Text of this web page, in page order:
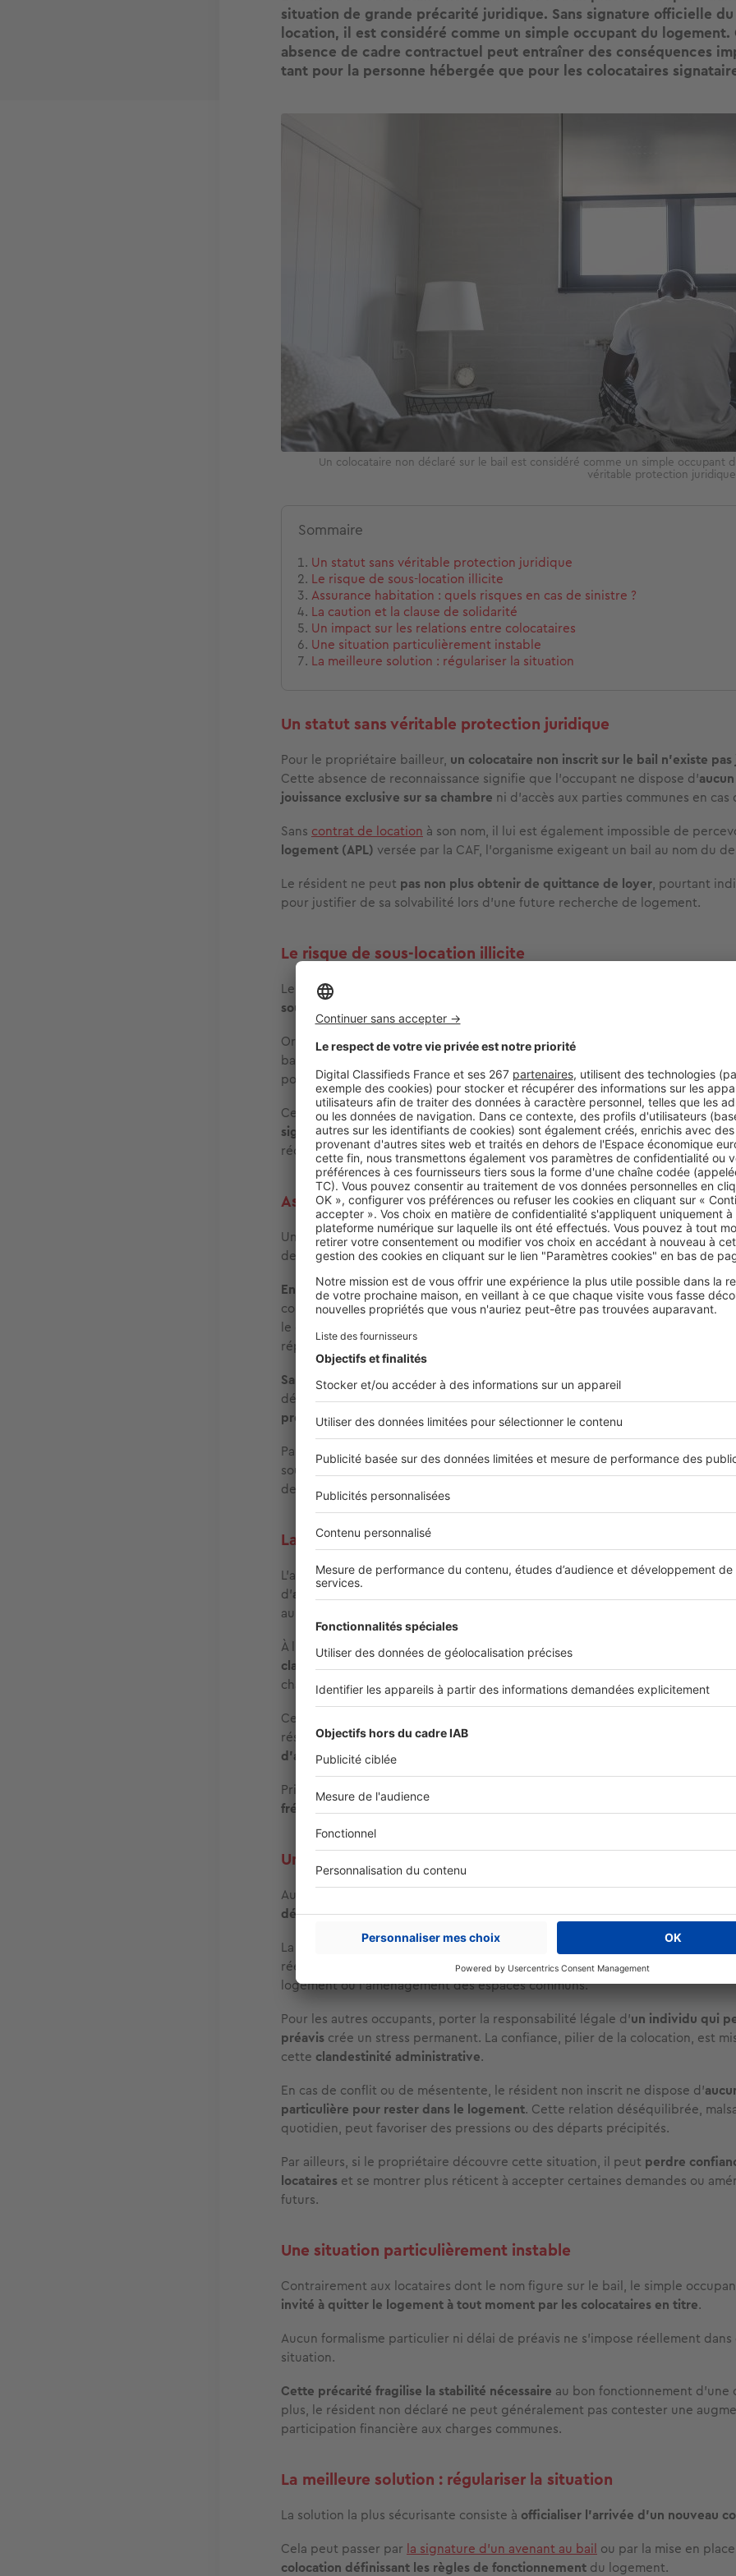
situation de grande précarité juridique. Sans signature officielle
location, il est considéré comme un simple occupant du logement.
absence de cadre contractuel peut entraîner des conséquences
tant pour la personne hébergée que pour les colocataires
Image
Un colocataire non déclaré sur le bail est considéré comme un simple occupant
véritable protection
Sommaire
Un statut sans véritable protection juridique
Le risque de sous-location illicite
Assurance habitation : quels risques en cas de sinistre ?
La caution et la clause de solidarité
Un impact sur les relations entre colocataires
Une situation particulièrement instable
La meilleure solution : régulariser la situation
Un statut sans véritable protection juridique
Pour le propriétaire bailleur, un colocataire non inscrit sur le bail n’existe
Cette absence de reconnaissance signifie que l’occupant ne dispose d’
jouissance exclusive sur sa chambre ni d'accès aux parties communes en
Sans contrat de location à son nom, il lui est également impossible de
logement (APL) versée par la CAF, l’organisme exigeant un bail au nom du
Le résident ne peut pas non plus obtenir de quittance de loyer, pourtant
pour justifier de sa solvabilité lors d’une future recherche de logement.
Le risque de sous-location illicite
Le versement d’une participation financière aux autres colocataires peut être
sous-location non autorisée
Or, en principe, toute sous-locationnécessite l’accord écrit du propriétaire
bailleur peut demander
pour l’ensemble des occupants.
Cette situation fragilise donc tous les colocataires signataires du contrat et
signataires à des poursuitesselon les règles en vigueur. Le propriétaire peut
réclamerle remboursement des sommes perçues illégalementpar les
Assurance habitation : quels risques en cas de sinistre ?
Un colocataire non déclaré ne figure généralement pas surle contrat
de la colocation.
En cas d’incendie, de dégât des eaux ou d’autre sinistre, il peut donc se
couverture. S’il est responsable de dégradations dans les parties communes
le dépôt de garantie versé par les locataires officiels peut être utilisé pour
réparations. Ce qui peut créer des tensions.
Sa responsabilité civilepeut également être engagée personnellement
dépassant largement ses capacités financières, car ellene bénéficie pas des
protectrices du bail.
Par ailleurs,sans attestation de domicile liée au contrat d’assurance
,
souvent des
difficultés pour justifier de son adresse ou assurer ses biens
de cambriolage, il risque alors de ne disposer d’aucun recours.
La caution et la clause de solidarité
L’absence d’acte de cautionnement pour le colocataire non inscrit signifie
d’aucune garantie légale de récupérer ses fonds
s’il verse une somme aux
au titre du
À l’inverse,les colocataires officiellement inscritssur le bail restent
clause de solidarité. Ils peuvent donc être contraints d’assumer l’intégralité
charges si l’occupant non déclaré cesse de participer aux dépenses du
Cette dépendance administrative se manifeste également dans la vie
résident non déclaré ne peut généralement
d’abonnement Internet en son nom propre
Privé de factures à son nom, il
fréquemment demandéspar les administrations et les établissements
Un impact sur les relations entre colocataires
Au-delà des aspects juridiques, vivre dans un logement sans figurer sur le bail
dégrader les relations entre colocataires.
La personne non déclarée peutavoir le sentiment d’être simplement «
réellement chez elle. Cette situation peut limiter son implication dans
logement ou l’aménagement des espaces communs.
Pour les autres occupants, porter la responsabilité légale d'un individu qui
préavis crée un stress permanent. La confiance, pilier de la colocation, est
cette clandestinité administrative.
En cas de conflit ou de mésentente, le résident non inscrit ne dispose d’
particulière pour rester dans le logement. Cette relation déséquilibrée,
quotidien, peut favoriser des pressions ou des départs précipités.
Par ailleurs, si le propriétaire découvre cette situation, il peut perdre
locataires et se montrer plus réticent à accepter certaines demandes ou
futurs.
Une situation particulièrement instable
Contrairement aux locataires dont le nom figure sur le bail, le simple
invité à quitter le logement à tout moment par les colocataires en titre.
Aucun formalisme particulier ni délai de préavis ne s’impose réellement
situation.
Cette précarité fragilise la stabilité nécessaire au bon fonctionnement d’une
plus, le résident non déclaré ne peut généralement pas contester une
participation financière aux charges communes.
La meilleure solution : régulariser la situation
La solution la plus sécurisante consiste à officialiser l’arrivée d’un nouveau
Cela peut passer par la signature d’un avenant au bail ou par la mise en place
colocation définissant les règles de fonctionnement du logement.